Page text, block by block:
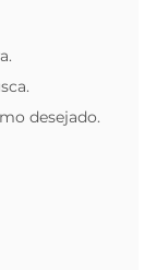
desejado.